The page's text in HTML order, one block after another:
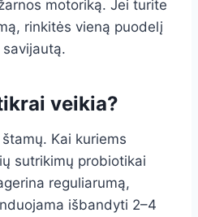
motoriką. Jei turite
rinkitės vieną puodelį
veikia?
Kai kuriems
sutrikimų probiotikai
reguliarumą,
išbandyti 2–4